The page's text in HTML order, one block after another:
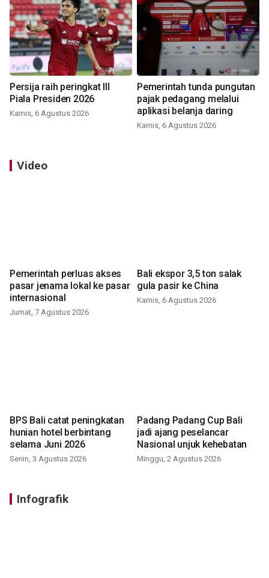
Persija raih peringkat III
Piala Presiden 2026
Kamis, 6 Agustus 2026
Pemerintah tunda pungutan
pajak pedagang melalui
aplikasi belanja daring
Kamis, 6 Agustus 2026
Video
Pemerintah perluas akses
pasar jenama lokal ke pasar
internasional
Jumat, 7 Agustus 2026
Bali ekspor 3,5 ton salak
gula pasir ke China
Kamis, 6 Agustus 2026
BPS Bali catat peningkatan
hunian hotel berbintang
selama Juni 2026
Senin, 3 Agustus 2026
Padang Padang Cup Bali
jadi ajang peselancar
Nasional unjuk kehebatan
Minggu, 2 Agustus 2026
Infografik